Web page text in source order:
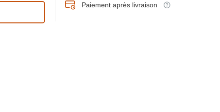
Paiement après livraison